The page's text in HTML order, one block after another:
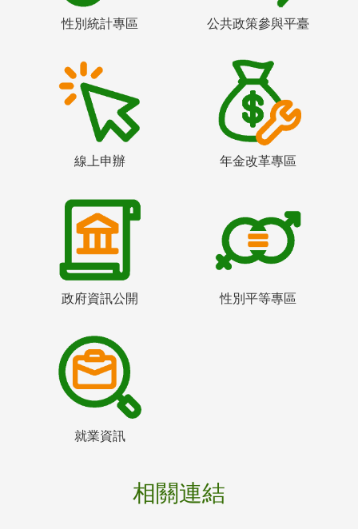
性別統計專區 公共政策參與平臺
線上申辦 年金改革專區
政府資訊公開 性別平等專區
就業資訊
相關連結